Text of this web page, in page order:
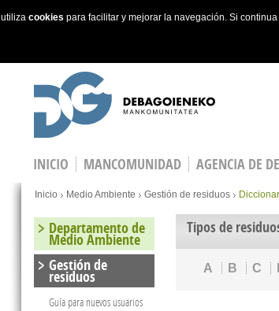
utiliza cookies para facilitar y mejorar la navegación. Si
INICIO MANCOMUNIDAD AGENCIA DE
You are here
Inicio Medio Ambiente Gestión de residuos
Tipos de
A B C
Departamento de
Medio Ambiente
Gestión de
residuos
Guía para nuevos usuarios